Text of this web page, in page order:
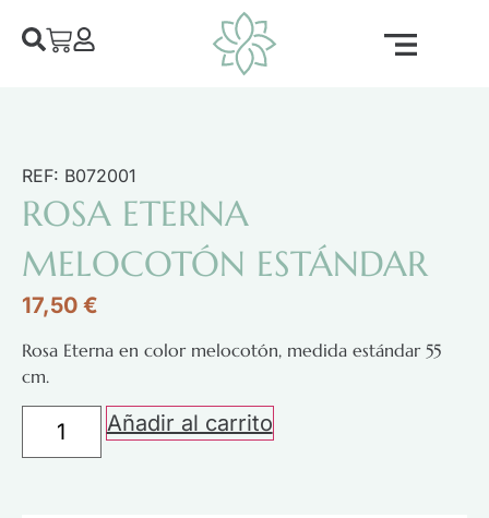
REF: B072001
ROSA ETERNA
MELOCOTÓN ESTÁNDAR
17,50 €
Rosa Eterna en color melocotón, medida estándar 55
cm.
Añadir al carrito